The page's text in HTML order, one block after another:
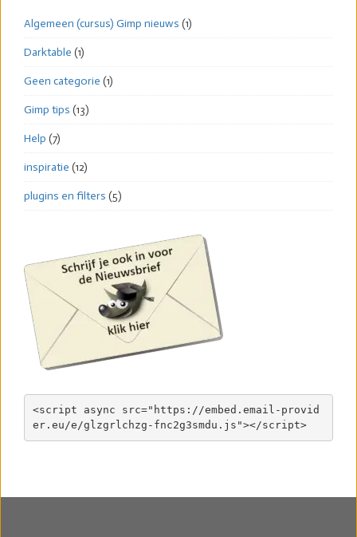
Algemeen (cursus) Gimp nieuws (1)
Darktable (1)
Geen categorie (1)
Gimp tips (13)
Help (7)
inspiratie (12)
plugins en filters (5)
<script async src="https://embed.email-provid
er.eu/e/glzgrlchzg-fnc2g3smdu.js"></script>